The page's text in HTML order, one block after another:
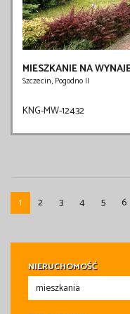
MIESZKANIE NA
Szczecin, Pogodno II
KNG-MW-12432
1 2 3 4 5 6
NIERUCHOMOŚĆ